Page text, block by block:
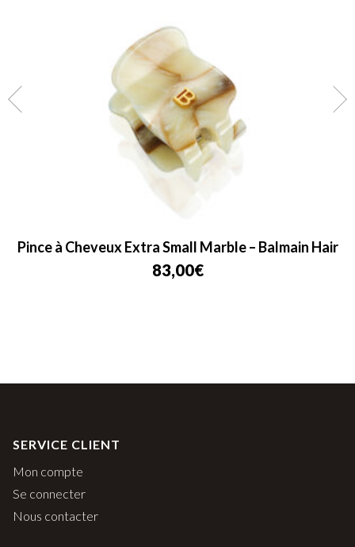
Pince à Cheveux Extra Small Marble – Balmain Hair
83,00€
SERVICE CLIENT
Mon compte
Se connecter
Nous contacter